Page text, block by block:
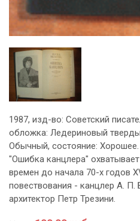
1987, изд-во: Советский
обложка: Ледериновый
Обычный, состояние:
"Ошибка канцлера"
времен до начала 70-х годов
повествования - канцлер А.
архитектор Петр Трезини.